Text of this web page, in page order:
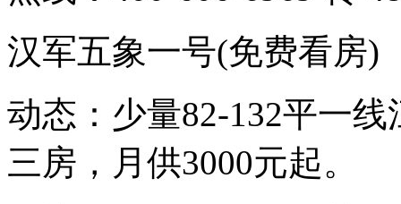
汉军五象一号(免费看房)
动态：少量82-132平一
三房，月供3000元起。